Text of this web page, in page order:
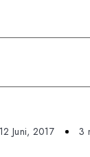
12 Juni, 2017 3